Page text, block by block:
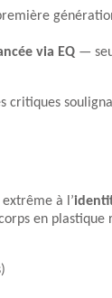
via EQ —
critiques
à l’
en plastique